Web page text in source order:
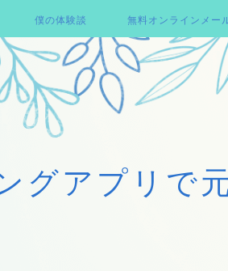
僕の体験談 無料オンラインメー
グアプリで